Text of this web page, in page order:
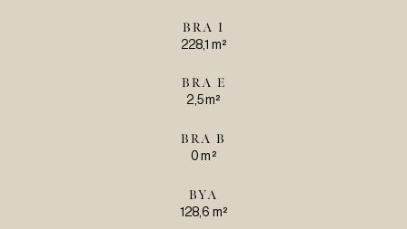
BRA I
228,1 m²
BRA E
2,5 m²
BRA B
0 m²
BYA
128,6 m²